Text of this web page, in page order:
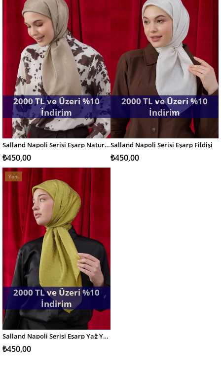
SEPETE EKLE Salland Napoli Serisi Eşarp Naturel Bej
2000 TL ve Üzeri %10
İndirim
₺450,00
SEPETE EKLE
Salland Napoli Serisi Eşarp Fildişi
2000 TL ve Üzeri %10
İndirim
₺450,00
SEPETE EKLE
Yeni
Salland Napoli Serisi Eşarp Yağ Yeşil
2000 TL ve Üzeri %10
İndirim
₺450,00